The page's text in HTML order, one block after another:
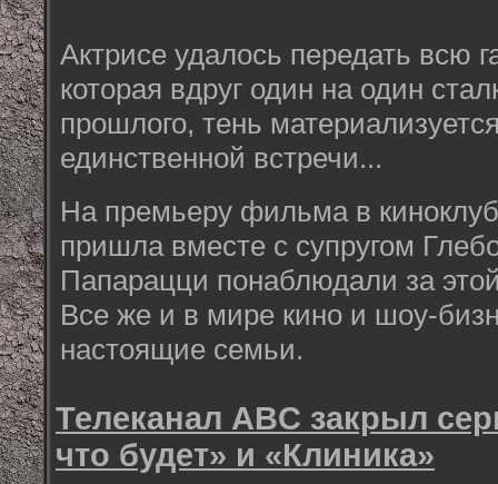
Актрисе удалось передать всю
которая вдруг один на один
прошлого, тень
единственной встречи...
На премьеру фильма в
пришла вместе с супругом
Папарацци понаблюдали за
Все же и в мире кино и шоу-
настоящие семьи.
Телеканал ABC закрыл
что будет» и «Клиника»